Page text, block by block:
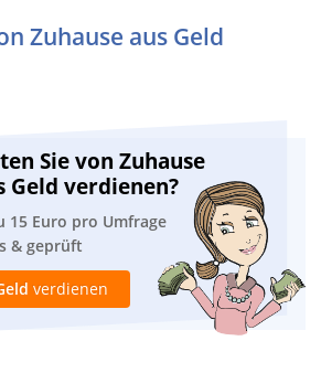
Zuhause aus Geld
Sie von Zuhause
Geld verdienen?
15 Euro pro Umfrage
& geprüft
verdienen